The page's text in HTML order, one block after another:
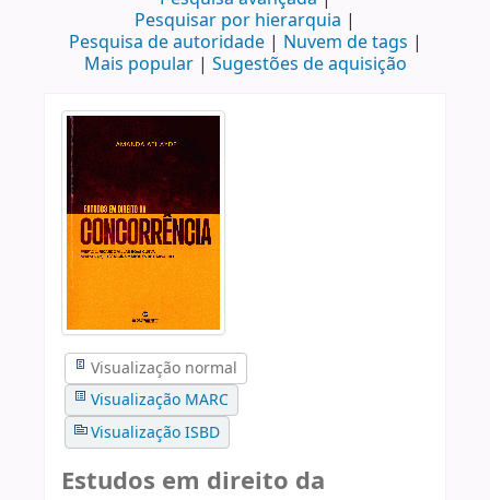
Pesquisar por hierarquia
Pesquisa de autoridade
Nuvem de tags
Mais popular
Sugestões de aquisição
Visualização normal
Visualização MARC
Visualização ISBD
Estudos em direito da